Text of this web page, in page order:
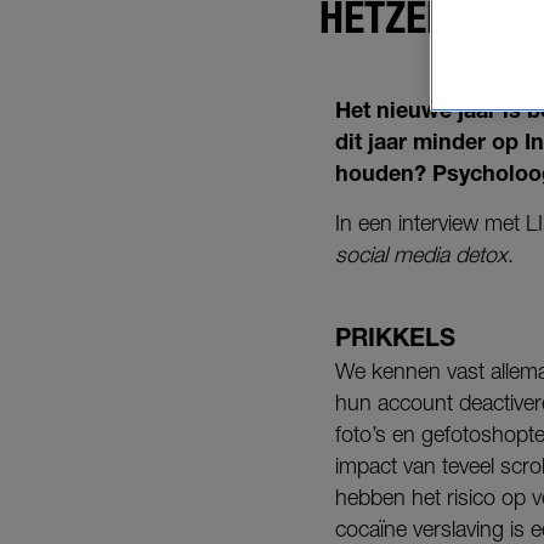
HETZELFDE
Het nieuwe jaar is
dit jaar minder op
houden?
In een interview met
social media detox.
PRIKKELS
We kennen vast
hun account
foto’s en
impact van teveel
hebben het risico op
cocaïne verslaving is